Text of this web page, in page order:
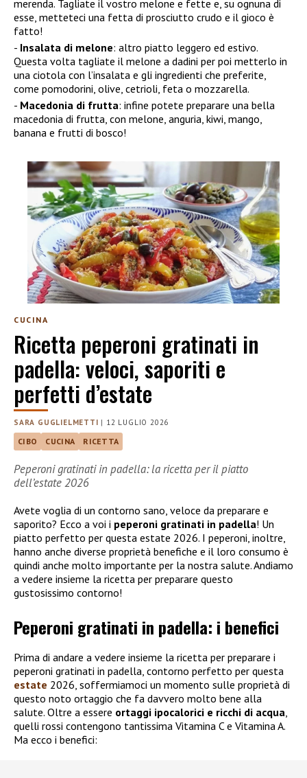
merenda. Tagliate il vostro melone e fette e, su ognuna di
esse, metteteci una fetta di prosciutto crudo e il gioco è
fatto!
Insalata di melone: altro piatto leggero ed estivo.
Questa volta tagliate il melone a dadini per poi metterlo in
una ciotola con l’insalata e gli ingredienti che preferite,
come pomodorini, olive, cetrioli, feta o mozzarella.
Macedonia di frutta: infine potete preparare una bella
macedonia di frutta, con melone, anguria, kiwi, mango,
banana e frutti di bosco!
CUCINA
Ricetta peperoni gratinati in
padella: veloci, saporiti e
perfetti d’estate
SARA GUGLIELMETTI | 12 LUGLIO 2026
CIBO CUCINA RICETTA
Peperoni gratinati in padella: la ricetta per il piatto
dell’estate 2026
Avete voglia di un contorno sano, veloce da preparare e
saporito? Ecco a voi i peperoni gratinati in padella! Un
piatto perfetto per questa estate 2026. I peperoni, inoltre,
hanno anche diverse proprietà benefiche e il loro consumo è
quindi anche molto importante per la nostra salute. Andiamo
a vedere insieme la ricetta per preparare questo
gustosissimo contorno!
Peperoni gratinati in padella: i benefici
Prima di andare a vedere insieme la ricetta per preparare i
peperoni gratinati in padella, contorno perfetto per questa
estate 2026, soffermiamoci un momento sulle proprietà di
questo noto ortaggio che fa davvero molto bene alla
salute. Oltre a essere ortaggi ipocalorici e ricchi di acqua
quelli rossi contengono tantissima Vitamina C e Vitamina A.
Ma ecco i benefici: